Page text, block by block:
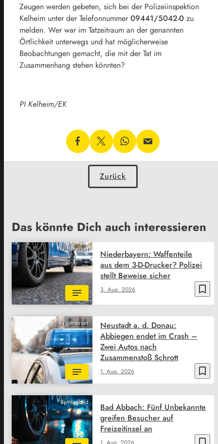
Zeugen werden gebeten, sich bei der Polizeiinspektion
Kelheim unter der Telefonnummer 09441/5042-0 zu
melden. Wer war im Tatzeitraum an der genannten
Örtlichkeit unterwegs und hat möglicherweise
Beobachtungen gemacht, die mit der Tat im
Zusammenhang stehen könnten?
PI Kelheim/EK
Zurück
Das könnte Dich auch interessieren
KI generiert
bookmark_border
3. Aug. 2026
Niederbayern: Waffenteile
aus dem 3-D-Drucker? Polizei
stellt Beweise sicher
KI generiert
bookmark_border
1. Aug. 2026
Neustadt a. d. Donau:
Abbiegen endet im Crash –
Zwei Autos nach
Zusammenstoß Schrott
Symbolbild
Bad Abbach: Fünf Unbekannte
greifen Besucher auf
Freizeitinsel an